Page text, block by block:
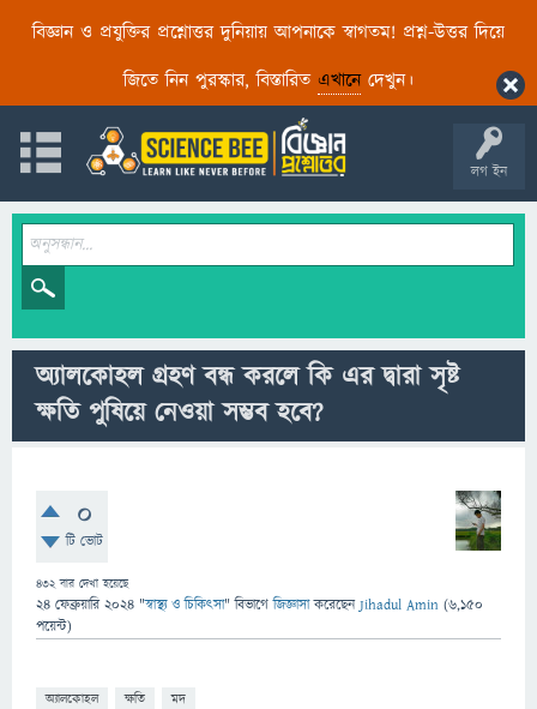
বিজ্ঞান ও প্রযুক্তির প্রশ্নোত্তর দুনিয়ায় আপনাকে স্বাগতম! প্রশ্ন-উত্তর দিয়ে
জিতে নিন পুরস্কার, বিস্তারিত এখানেদেখুন।
লগ ইন
অ্যালকোহল গ্রহণ বন্ধ করলে কি এর দ্বারা সৃষ্ট
ক্ষতি পুষিয়ে নেওয়া সম্ভব হবে?
0
টি ভোট
432বার দেখা হয়েছে
24 ফেব্রুয়ারি 2024 "স্বাস্থ্য ও চিকিৎসা" বিভাগে জিজ্ঞাসাকরেছেনJihadul Amin (6,150
পয়েন্ট)
অ্যালকোহল ক্ষতি মদ